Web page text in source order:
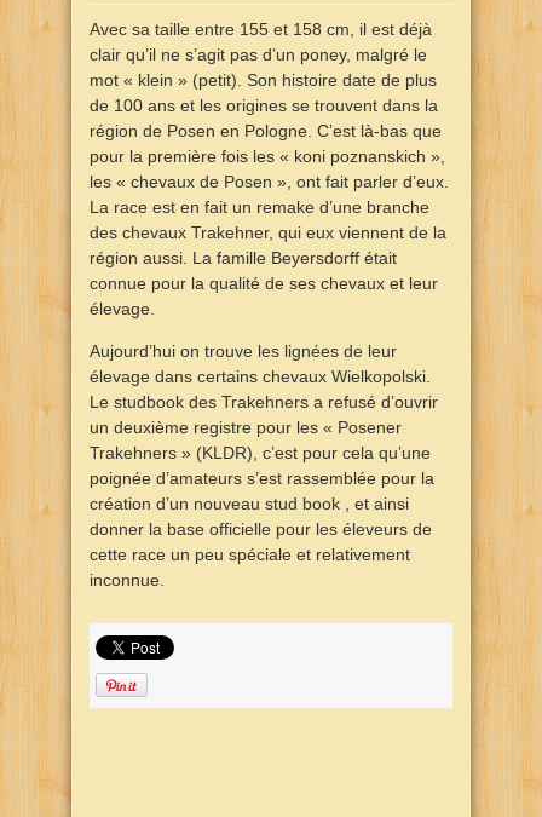
Reitpferd
KLDR
(Little
German
Riding
Horse)
Avec sa taille entre 155 et 158 cm, il est déjà
clair qu’il ne s’agit pas d’un poney, malgré le
mot « klein » (petit). Son histoire date de plus
de 100 ans et les origines se trouvent dans la
région de Posen en Pologne. C’est là-bas que
pour la première fois les « koni poznanskich »,
les « chevaux de Posen », ont fait parler d’eux.
La race est en fait un remake d’une branche
des chevaux Trakehner, qui eux viennent de la
région aussi. La famille Beyersdorff était
connue pour la qualité de ses chevaux et leur
élevage.
Aujourd’hui on trouve les lignées de leur
élevage dans certains chevaux Wielkopolski.
Le studbook des Trakehners a refusé d’ouvrir
un deuxième registre pour les « Posener
Trakehners » (KLDR), c’est pour cela qu’une
poignée d’amateurs s’est rassemblée pour la
création d’un nouveau stud book , et ainsi
donner la base officielle pour les éleveurs de
cette race un peu spéciale et relativement
inconnue.